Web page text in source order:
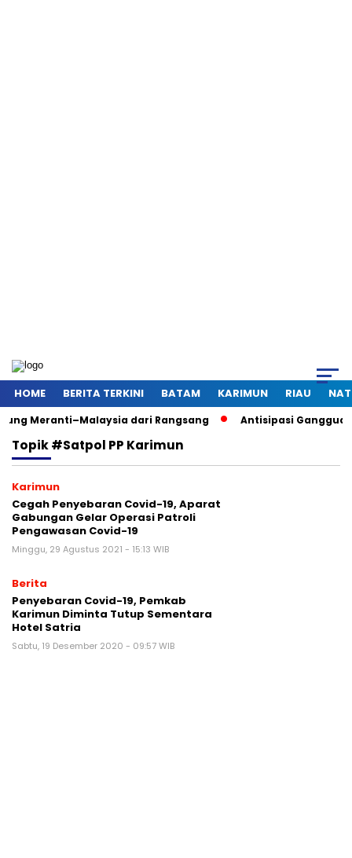
HOME BERITA TERKINI BATAM KARIMUN RIAU
dari Rangsang Antisipasi Gangguan
Topik#Satpol PP Karimun
Karimun
Cegah Penyebaran Covid-19, Aparat
Gabungan Gelar Operasi Patroli
Pengawasan Covid-19
Minggu, 29 Agustus 2021 - 15:13 WIB
Berita
Penyebaran Covid-19, Pemkab
Karimun Diminta Tutup Sementara
Hotel Satria
Sabtu, 19 Desember 2020 - 09:57 WIB